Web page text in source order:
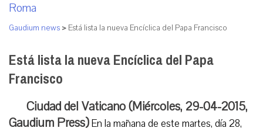
Roma
Gaudium news > Está lista la nueva Encíclica del Papa Francisco
Está lista la nueva Encíclica del Papa
Francisco
Ciudad del Vaticano (Miércoles, 29-04-2015,
Gaudium Press)En la mañana de este martes, día 28,